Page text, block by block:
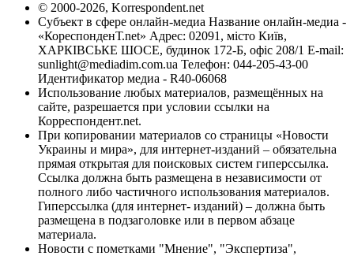
© 2000-2026, Korrespondent.net
Субъект в сфере онлайн-медиа Название онлайн-медиа -
«КореспонденТ.net» Адрес: 02091, місто Київ,
ХАРКІВСЬКЕ ШОСЕ, будинок 172-Б, офіс 208/1 E-mail:
sunlight@mediadim.com.ua Телефон: 044-205-43-00
Идентификатор медиа - R40-06068
Использование любых материалов, размещённых на
сайте, разрешается при условии ссылки на
Корреспондент.net.
При копировании материалов со страницы «Новости
Украины и мира», для интернет-изданий – обязательна
прямая открытая для поисковых систем гиперссылка.
Ссылка должна быть размещена в независимости от
полного либо частичного использования материалов.
Гиперссылка (для интернет- изданий) – должна быть
размещена в подзаголовке или в первом абзаце
материала.
Новости с пометками "Мнение", "Экспертиза",